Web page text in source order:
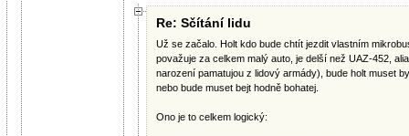
Re: Sčítání lidu
Už se začalo. Holt kdo bude chtít jezdit vlastním
považuje za celkem malý auto, je delší než UAZ-452,
narození pamatujou z lidový armády), bude holt muset
nebo bude muset bejt hodně bohatej.
Ono je to celkem logický: